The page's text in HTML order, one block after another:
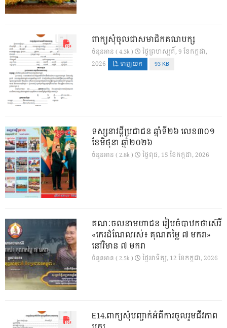
ពាក្យសុំចូលជាសមាជិកគណបក្ស
ចំនួនអាន ( 4.3k )
ថ្ងៃ​ព្រហស្បតិ៍, 9 ខែ​កក្កដា,
2026
ទាញយក 93 KB
ទស្សនាវដ្ដីប្រជាជន ឆ្នាំទី២៦ លេខ៣០១
ខែមិថុនា ឆ្នាំ២០២៦
ចំនួនអាន ( 2.8k ) ថ្ងៃ​ពុធ, 15 ខែ​កក្កដា, 2026
គណៈចលនាមហាជន រៀបចំបាឋកថាស៊េរី
«កេរដំណែលរស់៖ គុណតម្លៃ ៧ មករា»
នៅវិមាន ៧ មករា
ចំនួនអាន ( 2.5k ) ថ្ងៃ​អាទិត្យ, 12 ខែ​កក្កដា, 2026
E14.ពាក្យសុំបញ្ជាក់អំពីការចូលរួមជីវភាព